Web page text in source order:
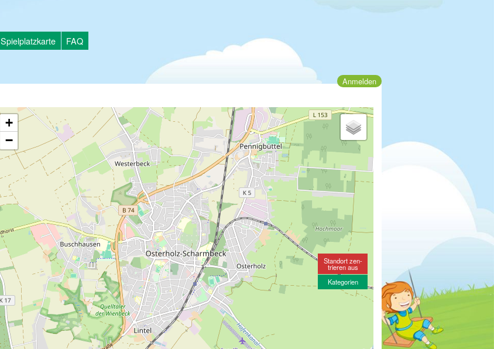
Spielplatzkarte FAQ
Anmelden
+
−
Standort zen-
trieren aus
Kategorien